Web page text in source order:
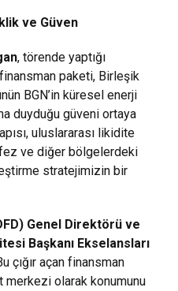
ve Güven
, törende yaptığı
paketi, Birleşik
BGN’in küresel enerji
duyduğu güveni ortaya
uluslararası likidite
ve diğer bölgelerdeki
stratejimizin bir
Genel Direktörü ve
Başkanı Ekselansları
çığır açan finansman
merkezi olarak konumunu